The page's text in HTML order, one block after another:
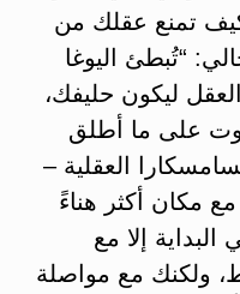
كيف تمنع عقلك من
“تُبطئ اليوغا
ليكون حليفك،
على ما أطلق
العقلية –
مكان أكثر هناءً
إلا مع
ولكنك مع مواصلة